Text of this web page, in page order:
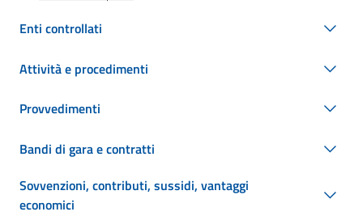
Enti controllati
Attività e procedimenti
Provvedimenti
Bandi di gara e contratti
Sovvenzioni, contributi, sussidi, vantaggi
economici